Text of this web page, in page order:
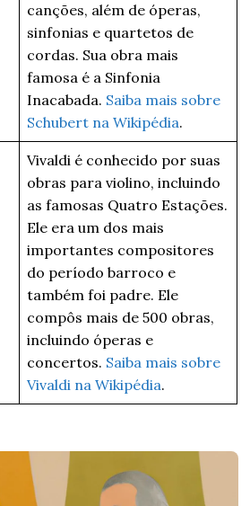
canções, além de óperas,
sinfonias e quartetos de
cordas. Sua obra mais
famosa é a Sinfonia
Inacabada. Saiba mais sobre
Schubert na Wikipédia.
Vivaldi é conhecido por suas
obras para violino, incluindo
as famosas Quatro Estações.
Ele era um dos mais
importantes compositores
do período barroco e
também foi padre. Ele
compôs mais de 500 obras,
incluindo óperas e
concertos. Saiba mais sobre
Vivaldi na Wikipédia.